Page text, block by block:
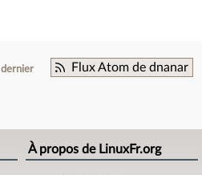
Flux Atom de dnanar
dernier
À propos de LinuxFr.org